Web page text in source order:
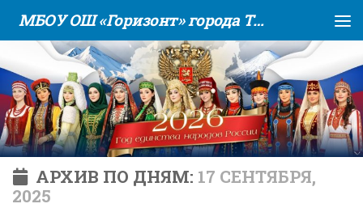
Skip to content МБОУ ОШ «Горизонт» города Тюмени
АРХИВ ПО ДНЯМ: 17 СЕНТЯБРЯ,
2025